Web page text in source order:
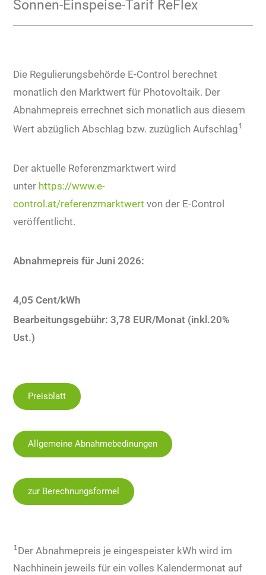
Sonnen-Einspeise-Tarif ReFlex
Die Regulierungsbehörde E-Control berechnet
monatlich den Marktwert für Photovoltaik. Der
Abnahmepreis errechnet sich monatlich aus diesem
Wert abzüglich Abschlag bzw. zuzüglich Aufschlag1
Der aktuelle Referenzmarktwert wird
unter https://www.e-
control.at/referenzmarktwert von der E-Control
veröffentlicht.
Abnahmepreis für Juni 2026:
4,05 Cent/kWh
Bearbeitungsgebühr: 3,78 EUR/Monat (inkl.20%
Ust.)
Preisblatt
Allgemeine Abnahmebedinungen
zur Berechnungsformel
1Der Abnahmepreis je eingespeister kWh wird im
Nachhinein jeweils für ein volles Kalendermonat auf